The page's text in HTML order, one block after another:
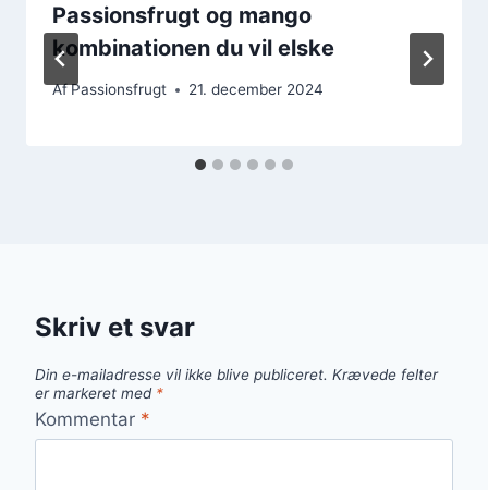
Passionsfrugt og mango
kombinationen du vil elske
AfPassionsfrugt 21. december 2024
Skriv et svar
Din e-mailadresse vil ikke blive publiceret. Krævede felter
er markeret med *
Kommentar *